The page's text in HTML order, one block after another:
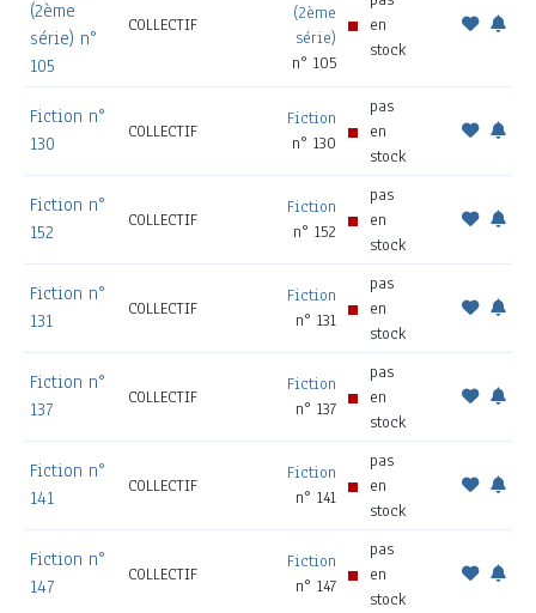
(2ème
série) n°
105
COLLECTIF
(2ème
série)
n° 105
en
stock
Fiction n°
130
COLLECTIF
Fiction
n° 130
pas
en
stock
Fiction n°
152
COLLECTIF
Fiction
n° 152
pas
en
stock
Fiction n°
131
COLLECTIF
Fiction
n° 131
pas
en
stock
Fiction n°
137
COLLECTIF
Fiction
n° 137
pas
en
stock
Fiction n°
141
COLLECTIF
Fiction
n° 141
pas
en
stock
Fiction n°
147
COLLECTIF
Fiction
n° 147
pas
en
stock